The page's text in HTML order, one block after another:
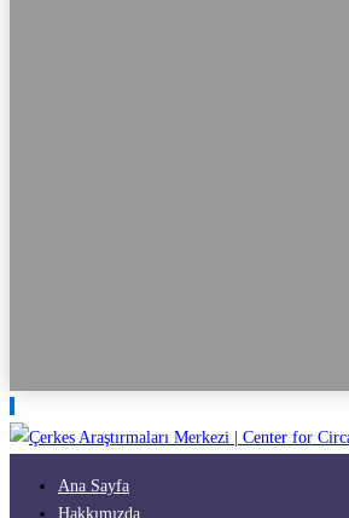
Ana Sayfa
Hakkımızda